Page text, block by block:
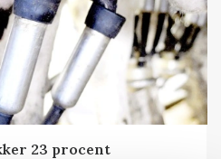
23 procent